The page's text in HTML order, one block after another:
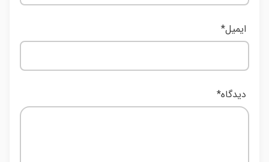
دیدگاه*
ایمیل*